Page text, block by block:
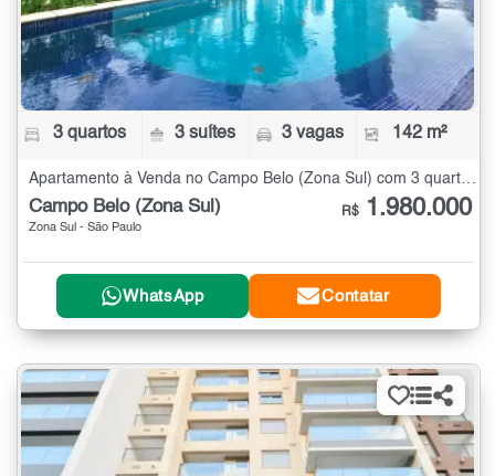
3 quartos 3 suítes 3 vagas 142 m²
Apartamento à Venda no Campo Belo (Zona Sul) com 3 quartos - 142 m²
Campo Belo (Zona Sul)
Zona Sul - São Paulo
R$ 1.980.000
WhatsApp Contatar